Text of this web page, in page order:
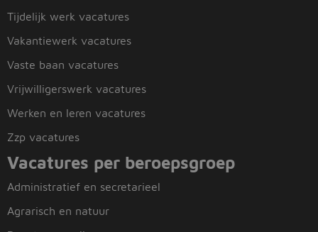
Tijdelijk werk vacatures
Vakantiewerk vacatures
Vaste baan vacatures
Vrijwilligerswerk vacatures
Werken en leren vacatures
Zzp vacatures
Vacatures per beroepsgroep
Administratief en secretarieel
Agrarisch en natuur